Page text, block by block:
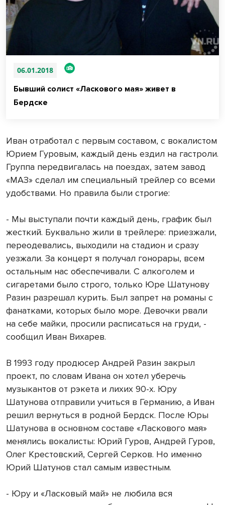
06.01.2018
Бывший солист «Ласкового мая» живет в
Бердске
Иван отработал с первым составом, с вокалистом
Юрием Гуровым, каждый день ездил на гастроли.
Группа передвигалась на поездах, затем завод
«МАЗ» сделал им специальный трейлер со всеми
удобствами. Но правила были строгие:
- Мы выступали почти каждый день, график был
жесткий. Буквально жили в трейлере: приезжали,
переодевались, выходили на стадион и сразу
уезжали. За концерт я получал гонорары, всем
остальным нас обеспечивали. С алкоголем и
сигаретами было строго, только Юре Шатунову
Разин разрешал курить. Был запрет на романы с
фанатками, которых было море. Девочки рвали
на себе майки, просили расписаться на груди, -
сообщил Иван Вихарев.
В 1993 году продюсер Андрей Разин закрыл
проект, по словам Ивана он хотел уберечь
музыкантов от рэкета и лихих 90-х. Юру
Шатунова отправили учиться в Германию, а Иван
решил вернуться в родной Бердск. После Юры
Шатунова в основном составе «Ласкового мая»
менялись вокалисты: Юрий Гуров, Андрей Гуров,
Олег Крестовский, Сергей Серков. Но именно
Юрий Шатунов стал самым известным.
- Юру и «Ласковый май» не любила вся